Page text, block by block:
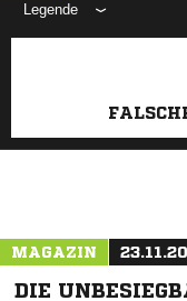
Legende
MAGAZIN
DIE